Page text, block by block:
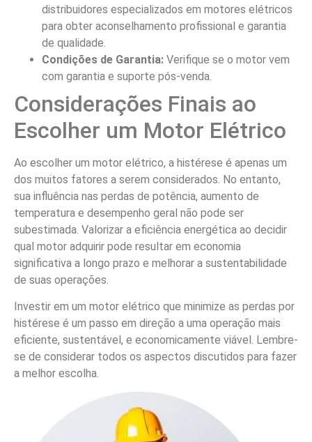
distribuidores especializados em motores elétricos
para obter aconselhamento profissional e garantia
de qualidade.
Condições de Garantia: Verifique se o motor vem
com garantia e suporte pós-venda.
Considerações Finais ao
Escolher um Motor Elétrico
Ao escolher um motor elétrico, a histérese é apenas um
dos muitos fatores a serem considerados. No entanto,
sua influência nas perdas de potência, aumento de
temperatura e desempenho geral não pode ser
subestimada. Valorizar a eficiência energética ao decidir
qual motor adquirir pode resultar em economia
significativa a longo prazo e melhorar a sustentabilidade
de suas operações.
Investir em um motor elétrico que minimize as perdas por
histérese é um passo em direção a uma operação mais
eficiente, sustentável, e economicamente viável. Lembre-
se de considerar todos os aspectos discutidos para fazer
a melhor escolha.